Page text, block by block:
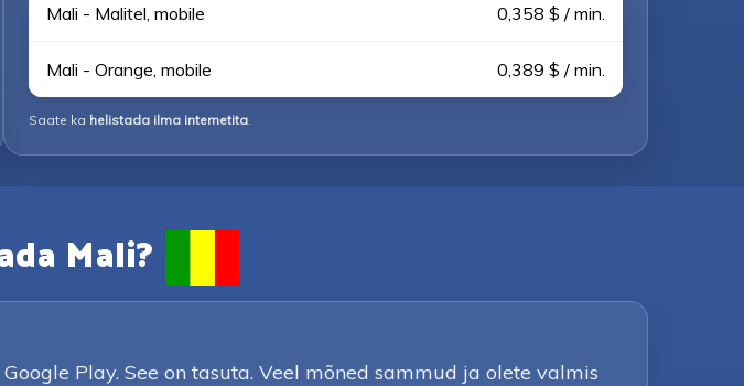
Mali - Malitel, mobile 0,358 $ / min.
Mali - Orange, mobile 0,389 $ / min.
Saate ka helistada ilma internetita.
Mali?
Play. See on tasuta. Veel mõned sammud ja olete valmis